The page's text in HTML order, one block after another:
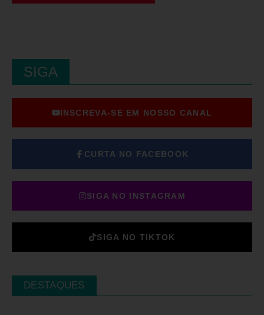
SIGA
INSCREVA-SE EM NOSSO CANAL
CURTA NO FACEBOOK
SIGA NO INSTAGRAM
SIGA NO TIKTOK
DESTAQUES